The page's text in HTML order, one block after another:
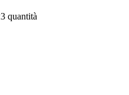
quantità